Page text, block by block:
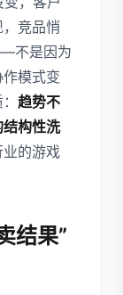
竞品悄
不是因为
模式变
趋势不
构性洗
的游戏
结果”